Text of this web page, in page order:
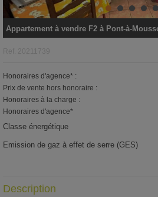
Appartement à vendre F2 à Pont-à-
Ref. 20211739
Honoraires d'agence* :
Prix de vente hors honoraire :
Honoraires à la charge :
Honoraires d'agence*
Classe énergétique
Emission de gaz à effet de serre (GES)
Description